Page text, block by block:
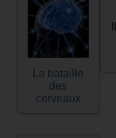
La bataille
des
cerveaux